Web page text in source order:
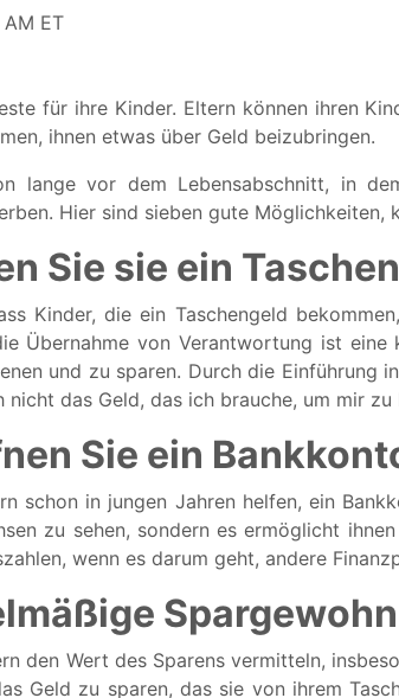
ET
für ihre Kinder. Eltern können ihren
ihnen etwas über Geld beizubringen.
lange vor dem Lebensabschnitt, in
Hier sind sieben gute
Sie sie ein
Kinder, die ein Taschengeld
Übernahme von Verantwortung ist
und zu sparen. Durch die Einführung
nicht das Geld, das ich brauche, um mir
Sie ein
schon in jungen Jahren helfen, ein
zu sehen, sondern es ermöglicht
wenn es darum geht, andere
den Wert des Sparens vermitteln,
Geld zu sparen, das sie von ihrem